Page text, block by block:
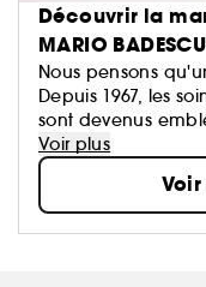
Découvrir la
MARIO BADESCU
Nous pensons
Depuis 1967, les
sont devenus
leurs soins
l'êtes. Nous
l'expertise
tiennent leurs
simple : des soins
Voir plus